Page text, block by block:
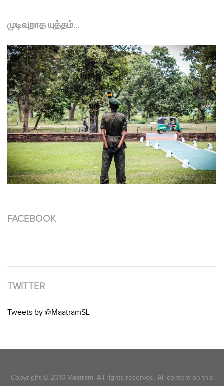
முடிவுறாத யுத்தம்…
FACEBOOK
TWITTER
Tweets by @MaatramSL
Copyright © 2016 Maatram. All rights reserved. All content on this